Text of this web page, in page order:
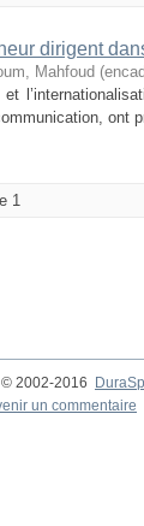
dirigent
Mahfoud
et
ont
1
2002-2016
un commentaire